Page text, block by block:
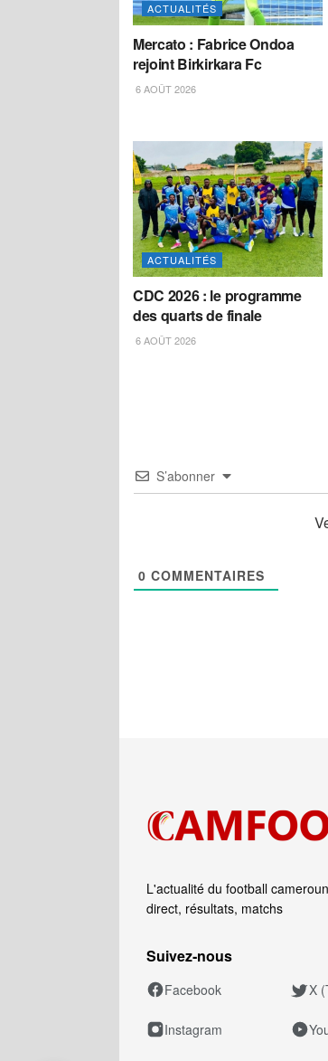
ACTUALITÉS
Mercato : Fabrice Ondoa
rejoint Birkirkara Fc
6 AOÛT 2026
ACTUALITÉS
CDC 2026 : le programme
des quarts de finale
6 AOÛT 2026
S’abonner
0 COMMENTAIRES
L'actualité du football
direct, résultats, matchs
Suivez‑nous
Facebook X
Instagram